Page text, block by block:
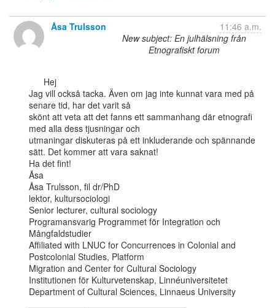
Åsa Trulsson
11:46 a.m.
New subject: En julhälsning från
Etnografiskt forum
Jag vill också tacka. Även om jag inte kunnat vara med på
senare tid, har det varit så
skönt att veta att det fanns ett sammanhang där etnografi
med alla dess tjusningar och
utmaningar diskuteras på ett inkluderande och spännande
sätt. Det kommer att vara saknat!
Ha det fint!
Åsa
Åsa Trulsson, fil dr/PhD
lektor, kultursociologi
Senior lecturer, cultural sociology
Programansvarig Programmet för Integration och
Mångfaldstudier
Affiliated with LNUC for Concurrences in Colonial and
Postcolonial Studies, Platform
Migration and Center for Cultural Sociology
Institutionen för Kulturvetenskap, Linnéuniversitetet
Department of Cultural Sciences, Linnaeus University